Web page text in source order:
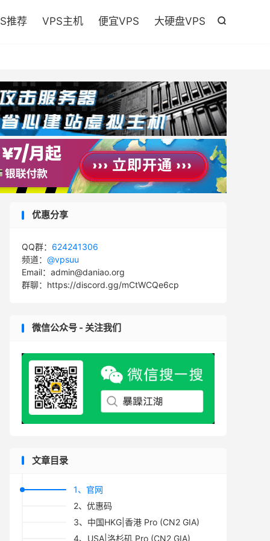

推荐 VPS主机 便宜VPS 大硬盘VPS
优惠分享
QQ群： 624241306
频道： @vpsuu
Email：admin@daniao.org
群聊：https://discord.gg/mCtWCQe6cp
微信公众号 - 关注我们
文章目录
1、官网
2、优惠码
3、中国HKG|香港 Pro (CN2 GIA)
4、USA|洛杉矶 Pro (CN2 GIA)